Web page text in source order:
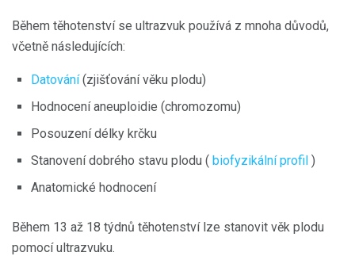
Během těhotenství se ultrazvuk používá z mnoha důvodů,
včetně následujících:
Datování(zjišťování věku plodu)
Hodnocení aneuploidie (chromozomu)
Posouzení délky krčku
Stanovení dobrého stavu plodu ( biofyzikální profil )
Anatomické hodnocení
Během 13 až 18 týdnů těhotenství lze stanovit věk plodu
pomocí ultrazvuku.